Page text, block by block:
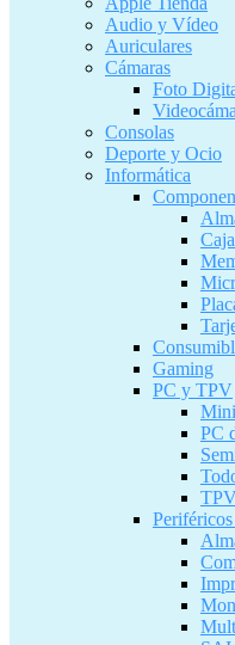
Audio y Vídeo
Auriculares
Cámaras
Foto
Consolas
Deporte y Ocio
Informática
Gaming
PC y TPV
PC